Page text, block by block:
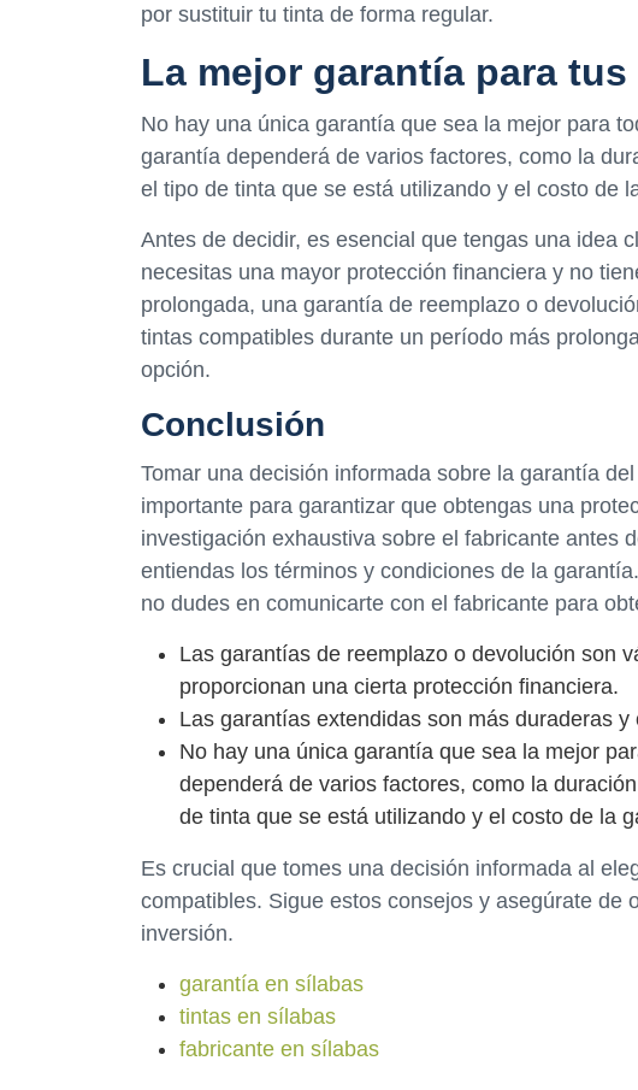
por sustituir tu tinta de forma regular.
La mejor garantía para
No hay una única garantía que sea la mejor para
garantía dependerá de varios factores, como la
el tipo de tinta que se está utilizando y el costo de
Antes de decidir, es esencial que tengas una idea
necesitas una mayor protección financiera y no
prolongada, una garantía de reemplazo o
tintas compatibles durante un período más
opción.
Conclusión
Tomar una decisión informada sobre la garantía
importante para garantizar que obtengas una
investigación exhaustiva sobre el fabricante antes
entiendas los términos y condiciones de la
no dudes en comunicarte con el fabricante para
Las garantías de reemplazo o devolución son
proporcionan una cierta protección financiera.
Las garantías extendidas son más duraderas
No hay una única garantía que sea la mejor
dependerá de varios factores, como la
de tinta que se está utilizando y el costo de la
Es crucial que tomes una decisión informada al
compatibles. Sigue estos consejos y asegúrate de
inversión.
garantía en sílabas
tintas en sílabas
fabricante en sílabas